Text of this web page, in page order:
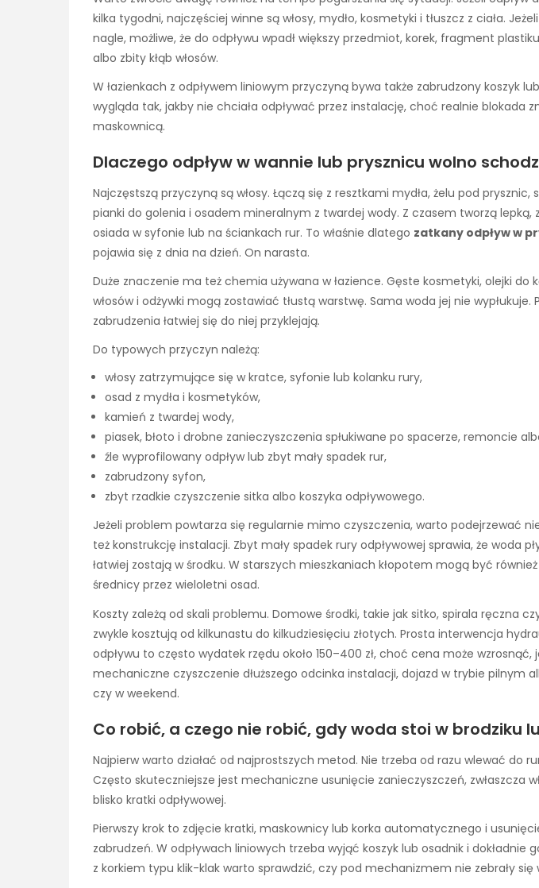
kilka tygodni, najczęściej winne są włosy, mydło, kosmetyki i tłuszcz z ciała.
nagle, możliwe, że do odpływu wpadł większy przedmiot, korek, fragment
albo zbity kłąb włosów.
W łazienkach z odpływem liniowym przyczyną bywa także zabrudzony koszyk
wygląda tak, jakby nie chciała odpływać przez instalację, choć realnie blokada
maskownicą.
Dlaczego odpływ w wannie lub prysznicu wolno
Najczęstszą przyczyną są włosy. Łączą się z resztkami mydła, żelu pod prysznic,
pianki do golenia i osadem mineralnym z twardej wody. Z czasem tworzą lepką,
osiada w syfonie lub na ściankach rur. To właśnie dlatego zatkany odpływ w
pojawia się z dnia na dzień. On narasta.
Duże znaczenie ma też chemia używana w łazience. Gęste kosmetyki, olejki do
włosów i odżywki mogą zostawiać tłustą warstwę. Sama woda jej nie wypłukuje.
zabrudzenia łatwiej się do niej przyklejają.
Do typowych przyczyn należą:
włosy zatrzymujące się w kratce, syfonie lub kolanku rury,
osad z mydła i kosmetyków,
kamień z twardej wody,
piasek, błoto i drobne zanieczyszczenia spłukiwane po spacerze, remoncie
źle wyprofilowany odpływ lub zbyt mały spadek rur,
zabrudzony syfon,
zbyt rzadkie czyszczenie sitka albo koszyka odpływowego.
Jeżeli problem powtarza się regularnie mimo czyszczenia, warto podejrzewać
też konstrukcję instalacji. Zbyt mały spadek rury odpływowej sprawia, że woda
łatwiej zostają w środku. W starszych mieszkaniach kłopotem mogą być
średnicy przez wieloletni osad.
Koszty zależą od skali problemu. Domowe środki, takie jak sitko, spirala ręczna
zwykle kosztują od kilkunastu do kilkudziesięciu złotych. Prosta interwencja
odpływu to często wydatek rzędu około 150–400 zł, choć cena może wzrosnąć,
mechaniczne czyszczenie dłuższego odcinka instalacji, dojazd w trybie pilnym
czy w weekend.
Co robić, a czego nie robić, gdy woda stoi w brodziku
Najpierw warto działać od najprostszych metod. Nie trzeba od razu wlewać do
Często skuteczniejsze jest mechaniczne usunięcie zanieczyszczeń, zwłaszcza
blisko kratki odpływowej.
Pierwszy krok to zdjęcie kratki, maskownicy lub korka automatycznego i
zabrudzeń. W odpływach liniowych trzeba wyjąć koszyk lub osadnik i dokładnie
z korkiem typu klik-klak warto sprawdzić, czy pod mechanizmem nie zebrały się